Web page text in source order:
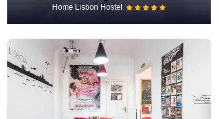
Home Lisbon Hostel